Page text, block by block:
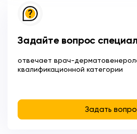
Задайте вопрос
отвечает врач-
квалификационной категории
Задать